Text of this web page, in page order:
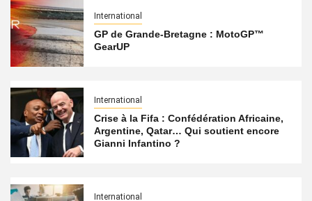
International
GP de Grande-Bretagne : MotoGP™
GearUP
International
Crise à la Fifa : Confédération Africaine,
Argentine, Qatar… Qui soutient encore
Gianni Infantino ?
International